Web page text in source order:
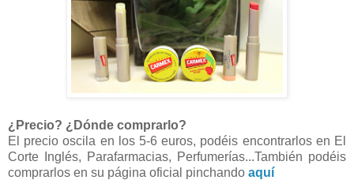
¿Precio? ¿Dónde comprarlo?
El precio oscila en los 5-6 euros, podéis encontrarlos en El
Corte Inglés, Parafarmacias, Perfumerías...También podéis
comprarlos en su página oficial pinchando aquí